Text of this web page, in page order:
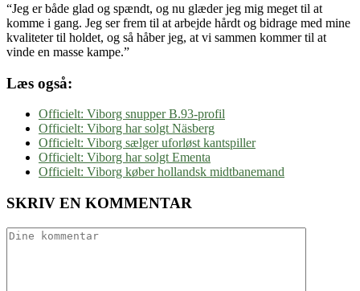
“Jeg er både glad og spændt, og nu glæder jeg mig meget til at
komme i gang. Jeg ser frem til at arbejde hårdt og bidrage med mine
kvaliteter til holdet, og så håber jeg, at vi sammen kommer til at
vinde en masse kampe.”
Læs også:
Officielt: Viborg snupper B.93-profil
Officielt: Viborg har solgt Näsberg
Officielt: Viborg sælger uforløst kantspiller
Officielt: Viborg har solgt Ementa
Officielt: Viborg køber hollandsk midtbanemand
SKRIV EN KOMMENTAR